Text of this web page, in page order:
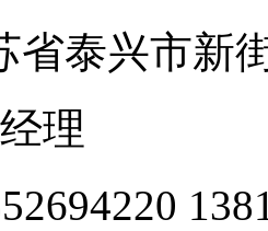
省泰兴市新
理